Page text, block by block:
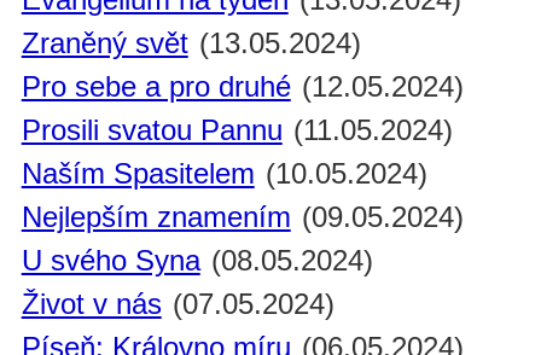
Zraněný svět (13.05.2024)
Pro sebe a pro druhé (12.05.2024)
Prosili svatou Pannu (11.05.2024)
Naším Spasitelem (10.05.2024)
Nejlepším znamením (09.05.2024)
U svého Syna (08.05.2024)
Život v nás (07.05.2024)
Píseň: Královno míru (06.05.2024)